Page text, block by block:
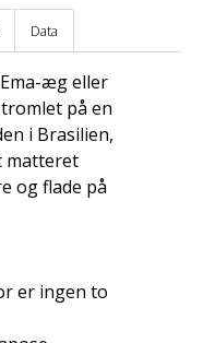
Data
æg eller
på en
i Brasilien,
matteret
og flade på
er ingen to